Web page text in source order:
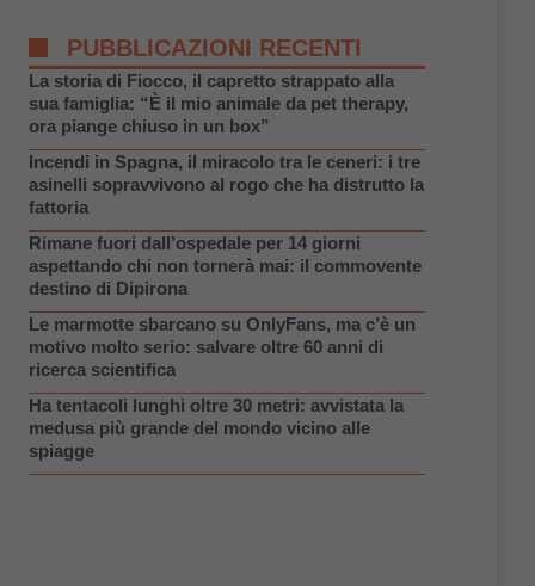
PUBBLICAZIONI RECENTI
La storia di Fiocco, il capretto strappato alla
sua famiglia: “È il mio animale da pet therapy,
ora piange chiuso in un box”
Incendi in Spagna, il miracolo tra le ceneri: i tre
asinelli sopravvivono al rogo che ha distrutto la
fattoria
Rimane fuori dall’ospedale per 14 giorni
aspettando chi non tornerà mai: il commovente
destino di Dipirona
Le marmotte sbarcano su OnlyFans, ma c’è un
motivo molto serio: salvare oltre 60 anni di
ricerca scientifica
Ha tentacoli lunghi oltre 30 metri: avvistata la
medusa più grande del mondo vicino alle
spiagge